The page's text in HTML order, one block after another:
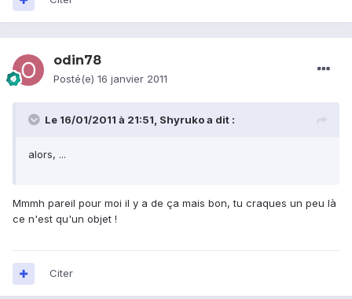
odin78
Posté(e) 16 janvier 2011
Le 16/01/2011 à 21:51, Shyruko a dit :
alors, ...
Mmmh pareil pour moi il y a de ça mais bon, tu craques un peu là
ce n'est qu'un objet !
Citer